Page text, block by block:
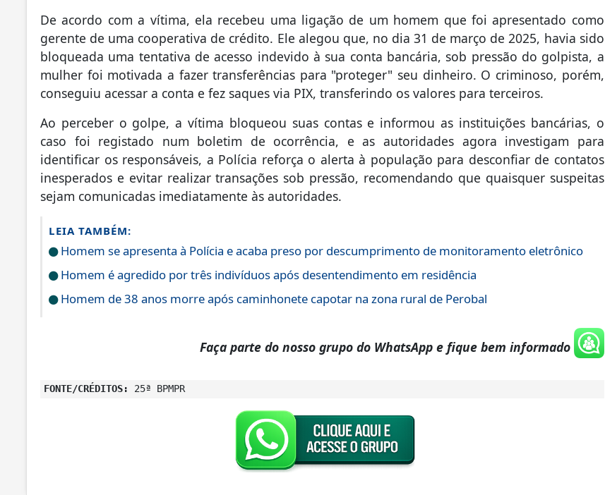
De acordo com a vítima, ela recebeu uma ligação de um homem que foi apresentado como
gerente de uma cooperativa de crédito. Ele alegou que, no dia 31 de março de 2025, havia sido
bloqueada uma tentativa de acesso indevido à sua conta bancária, sob pressão do golpista, a
mulher foi motivada a fazer transferências para "proteger" seu dinheiro. O criminoso, porém,
conseguiu acessar a conta e fez saques via PIX, transferindo os valores para terceiros.
Ao perceber o golpe, a vítima bloqueou suas contas e informou as instituições bancárias, o
caso foi registado num boletim de ocorrência, e as autoridades agora investigam para
identificar os responsáveis, a Polícia reforça o alerta à população para desconfiar de contatos
inesperados e evitar realizar transações sob pressão, recomendando que quaisquer suspeitas
sejam comunicadas imediatamente às autoridades.
LEIA TAMBÉM:
Homem se apresenta à Polícia e acaba preso por descumprimento de monitoramento eletrônico
Homem é agredido por três indivíduos após desentendimento em residência
Homem de 38 anos morre após caminhonete capotar na zona rural de Perobal
Faça parte do nosso grupo do WhatsApp e fique bem informado
FONTE/CRÉDITOS: 25ª BPMPR